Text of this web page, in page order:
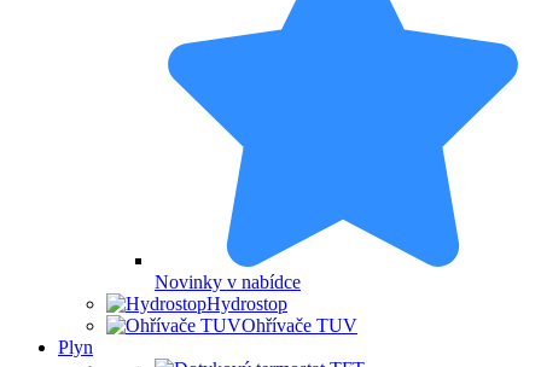
Novinky v nabídce
Hydrostop
Ohřívače TUV
Plyn